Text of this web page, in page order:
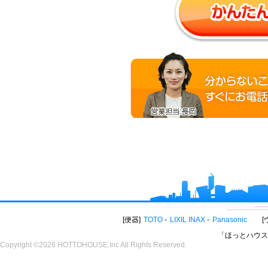
便器 TOTO LIXIL INAX Panasonic
「ほっとハウ
Copyright ©2026 HOTTOHOUSE,Inc All Rights Reserved.